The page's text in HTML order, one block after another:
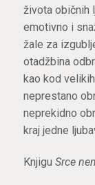
života običnih
emotivno i
žale za
otadžbina
kao kod
neprestano
neprekidno
kraj jedne
Knjigu Srce